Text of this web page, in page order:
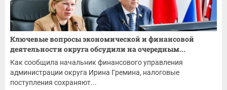
Ключевые вопросы экономической и финансовой
деятельности округа обсудили на очередным...
Как сообщила начальник финансового управления
администрации округа Ирина Гремина, налоговые
поступления сохраняют...